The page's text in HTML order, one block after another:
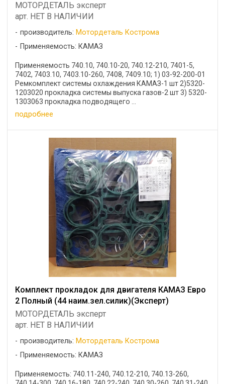
МОТОРДЕТАЛЬ эксперт
арт. НЕТ В НАЛИЧИИ
производитель: Мотордеталь Кострома
Применяемость: КАМАЗ
Применяемость 740.10, 740.10-20, 740.12-210, 7401-5,
7402, 7403.10, 7403.10-260, 7408, 7409.10; 1) 03-92-200-01
Ремкомплект системы охлаждения КАМАЗ-1 шт 2)5320-
1203020 прокладка системы выпуска газов-2 шт 3) 5320-
1303063 прокладка подводящего ...
подробнее
Комплект прокладок для двигателя КАМАЗ Евро
2 Полный (44 наим.зел.силик)(Эксперт)
МОТОРДЕТАЛЬ эксперт
арт. НЕТ В НАЛИЧИИ
производитель: Мотордеталь Кострома
Применяемость: КАМАЗ
Применяемость: 740.11-240, 740.12-210, 740.13-260,